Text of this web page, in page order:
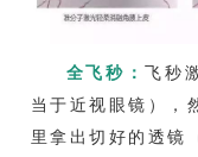
全飞秒：飞秒
当于近视眼镜），
里拿出切好的透镜